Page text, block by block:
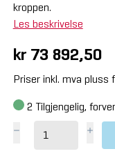
kroppen.
Les beskrivelse
kr 73 892,50
Priser inkl. mva pluss
2 Tilgjengelig,